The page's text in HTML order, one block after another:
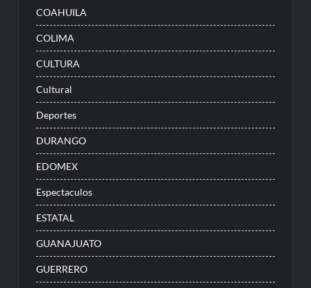
COAHUILA
COLIMA
CULTURA
Cultural
Deportes
DURANGO
EDOMEX
Espectaculos
ESTATAL
GUANAJUATO
GUERRERO